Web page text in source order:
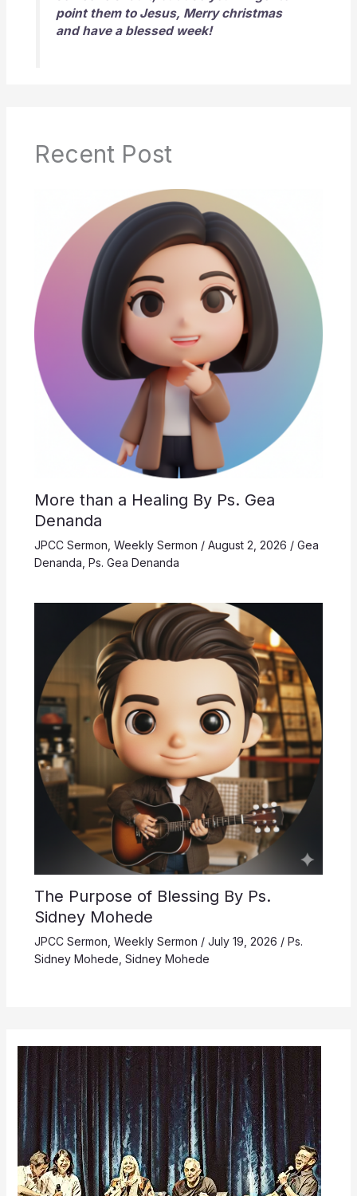
point them to Jesus, Merry christmas
and have a blessed week!
Recent Post
More than a Healing By Ps. Gea
Denanda
JPCC Sermon Weekly Sermon / August 2, 2026 / Gea
Denanda Ps. Gea Denanda
The Purpose of Blessing By Ps.
Sidney Mohede
JPCC Sermon Weekly Sermon / July 19, 2026 / Ps.
Sidney Mohede Sidney Mohede